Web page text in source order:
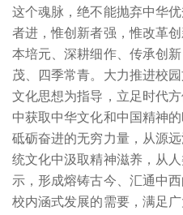
这个魂脉，绝不能抛弃中华
者进，惟创新者强，惟改革
本培元、深耕细作、传承创
茂、四季常青。大力推进校
文化思想为指导，立足时代
中获取中华文化和中国精神
砥砺奋进的无穷力量，从源
统文化中汲取精神滋养，从
示，形成熔铸古今、汇通中
校内涵式发展的需要，满足